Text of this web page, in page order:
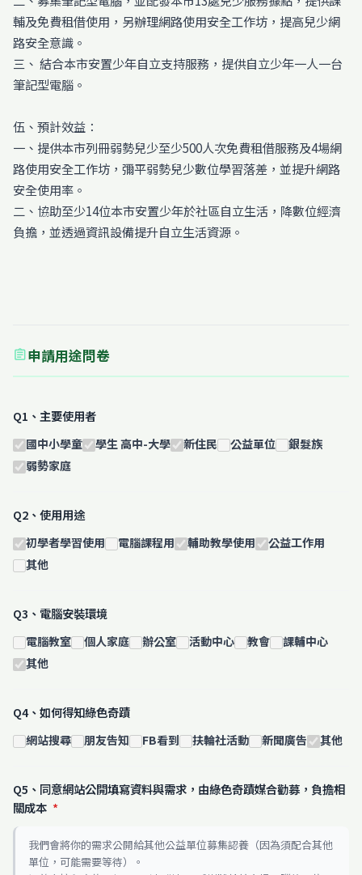
輔及免費租借使用，另辦理網路使用安全工作坊，提高兒少網
路安全意識。
三、 結合本市安置少年自立支持服務，提供自立少年一人一台
筆記型電腦。
伍、預計效益：
一、提供本市列冊弱勢兒少至少500人次免費租借服務及4場網
路使用安全工作坊，彌平弱勢兒少數位學習落差，並提升網路
安全使用率。
二、協助至少14位本市安置少年於社區自立生活，降數位經濟
負擔，並透過資訊設備提升自立生活資源。
assignment申請用途問卷
Q1、主要使用者
國中小學童 學生 高中-大學 新住民 公益單位
銀髮族
弱勢家庭
Q2、使用用途
初學者學習使用 電腦課程用 輔助教學使用
公益工作用
其他
Q3、電腦安裝環境
電腦教室 個人家庭 辦公室 活動中心 教會
課輔中心
其他
Q4、如何得知綠色奇蹟
網站搜尋 朋友告知 FB看到 扶輪社活動 新聞廣告 其他
Q5、同意網站公開填寫資料與需求，由綠色奇蹟媒合勸募，負擔相
關成本 *
我們會將你的需求公開給其他公益單位募集認養（因為須配合其他
單位，可能需要等待）。